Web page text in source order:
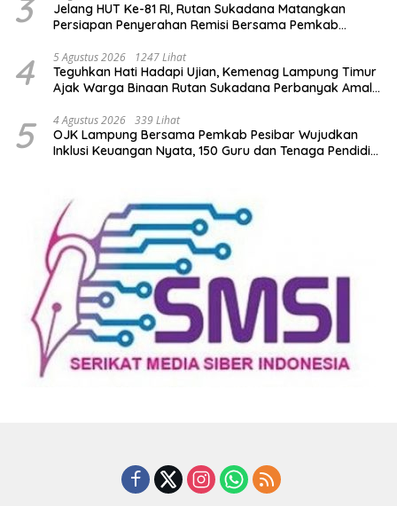
3
Jelang HUT Ke-81 RI, Rutan Sukadana Matangkan
Persiapan Penyerahan Remisi Bersama Pemkab
4 5 Agustus 2026 1247 Lihat
Teguhkan Hati Hadapi Ujian, Kemenag Lampung Timur
Ajak Warga Binaan Rutan Sukadana Perbanyak Amal
5 4 Agustus 2026 339 Lihat
OJK Lampung Bersama Pemkab Pesibar Wujudkan
Inklusi Keuangan Nyata, 150 Guru dan Tenaga Pendidik